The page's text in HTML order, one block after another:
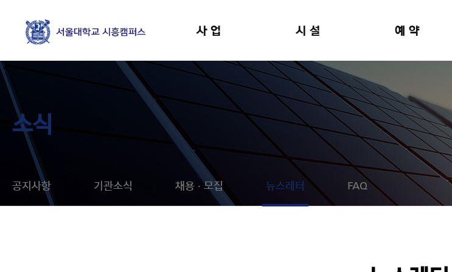
사업 시설 예약
소식
공지사항 기관소식 채용 · 모집 뉴스레터 FAQ